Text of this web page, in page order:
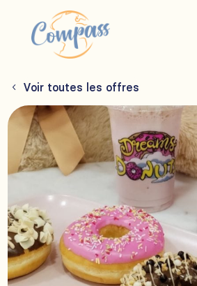
Voir toutes les offres